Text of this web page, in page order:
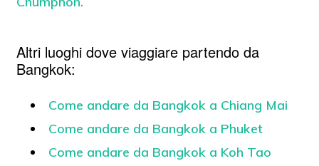
Altri luoghi dove viaggiare partendo da
Bangkok:
Come andare da Bangkok a Chiang Mai
Come andare da Bangkok a Phuket
Come andare da Bangkok a Koh Tao